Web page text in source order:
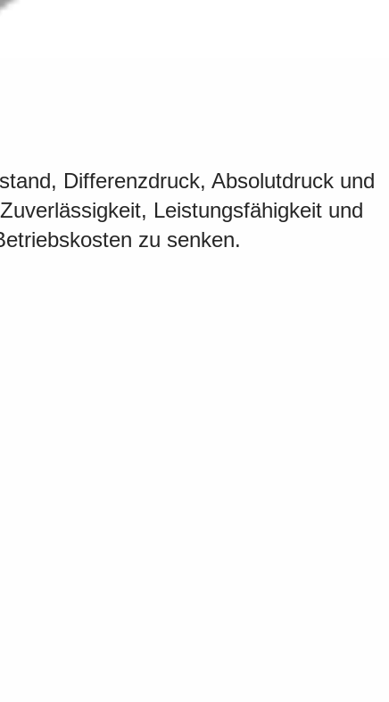
Differenzdruck, Absolutdruck und
Leistungsfähigkeit und
zu senken.